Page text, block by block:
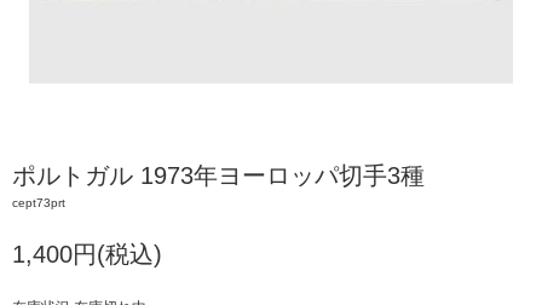
ポルトガル 1973年ヨーロッパ切手3種
cept73prt
1,400円(税込)